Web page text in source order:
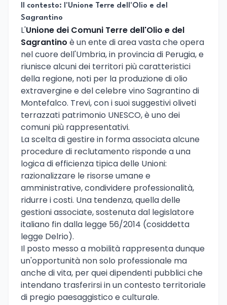
Il contesto: l'Unione Terre dell'Olio e del
Sagrantino
L'Unione dei Comuni Terre dell'Olio e del
Sagrantino è un ente di area vasta che opera
nel cuore dell'Umbria, in provincia di Perugia, e
riunisce alcuni dei territori più caratteristici
della regione, noti per la produzione di olio
extravergine e del celebre vino Sagrantino di
Montefalco. Trevi, con i suoi suggestivi oliveti
terrazzati patrimonio UNESCO, è uno dei
comuni più rappresentativi.
La scelta di gestire in forma associata alcune
procedure di reclutamento risponde a una
logica di efficienza tipica delle Unioni:
razionalizzare le risorse umane e
amministrative, condividere professionalità,
ridurre i costi. Una tendenza, quella delle
gestioni associate, sostenuta dal legislatore
italiano fin dalla legge 56/2014 (cosiddetta
legge Delrio).
Il posto messo a mobilità rappresenta dunque
un'opportunità non solo professionale ma
anche di vita, per quei dipendenti pubblici che
intendano trasferirsi in un contesto territoriale
di pregio paesaggistico e culturale.